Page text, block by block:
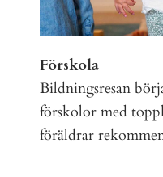
Förskola
Bildningsresan
förskolor med
föräldrar